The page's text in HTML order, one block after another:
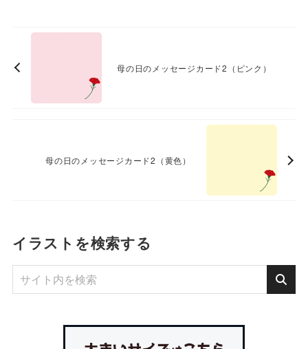
母の日のメッセージカード2（ピンク）
母の日のメッセージカード2（黄色）
イラストを検索する